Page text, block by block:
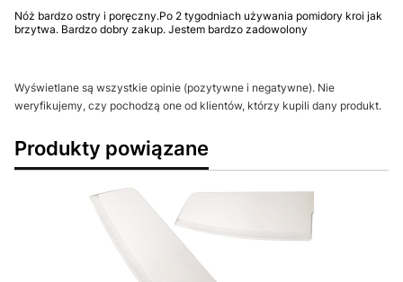
Nóż bardzo ostry i poręczny.Po 2 tygodniach używania pomidory kroi jak
brzytwa. Bardzo dobry zakup. Jestem bardzo zadowolony
Wyświetlane są wszystkie opinie (pozytywne i negatywne). Nie
weryfikujemy, czy pochodzą one od klientów, którzy kupili dany produkt.
Produkty powiązane